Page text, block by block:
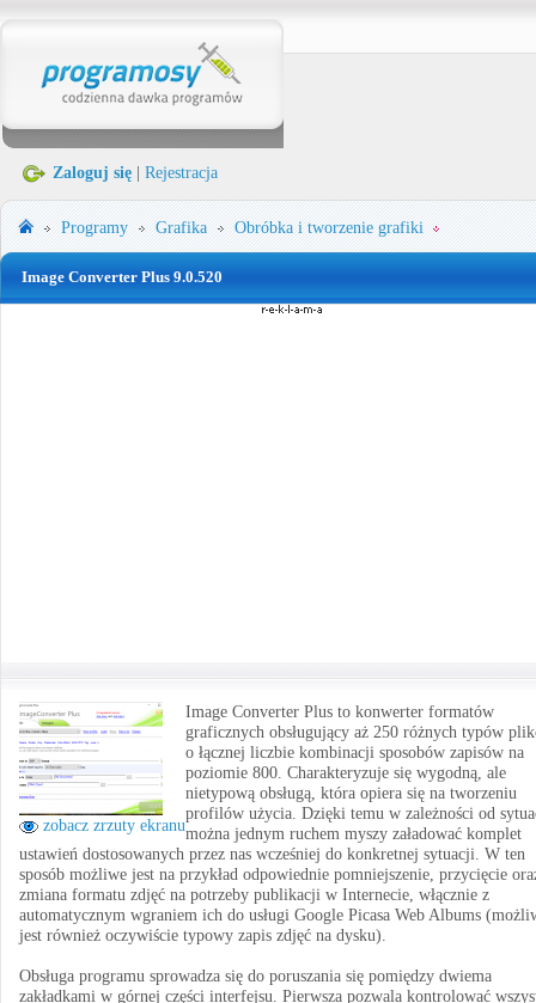
Zaloguj się Rejestracja
Programy Grafika Obróbka i tworzenie grafiki
Image Converter Plus 9.0.520
zobacz zrzuty ekranu
Image Converter Plus to konwerter formatów
graficznych obsługujący aż 250 różnych typów
o łącznej liczbie kombinacji sposobów zapisów na
poziomie 800. Charakteryzuje się wygodną, ale
nietypową obsługą, która opiera się na tworzeniu
profilów użycia. Dzięki temu w zależności od
można jednym ruchem myszy załadować komplet
ustawień dostosowanych przez nas wcześniej do konkretnej sytuacji. W ten
sposób możliwe jest na przykład odpowiednie pomniejszenie, przycięcie
zmiana formatu zdjęć na potrzeby publikacji w Internecie, włącznie z
automatycznym wgraniem ich do usługi Google Picasa Web Albums
jest również oczywiście typowy zapis zdjęć na dysku).
Obsługa programu sprowadza się do poruszania się pomiędzy dwiema
zakładkami w górnej części interfejsu. Pierwsza pozwala kontrolować